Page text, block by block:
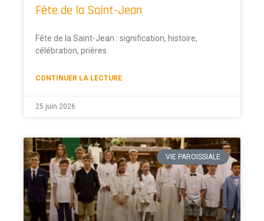
Fête de la Saint-Jean
Fête de la Saint-Jean : signification, histoire,
célébration, prières
CONTINUER LA LECTURE
25 juin 2026
VIE PAROISSIALE